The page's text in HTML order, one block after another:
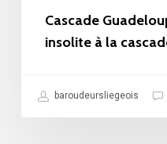
Tambour
Cascade
insolite à la
baroudeursliegeois